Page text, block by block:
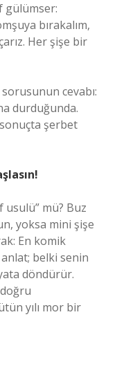
gülümser:
bırakalım,
Her şişe bir
cevabı:
durduğunda.
şerbet
usulü” mü? Buz
yoksa mini şişe
En komik
anlat; belki senin
döndürür.
yılı mor bir